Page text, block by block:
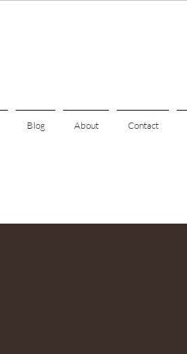
Blog About Contact